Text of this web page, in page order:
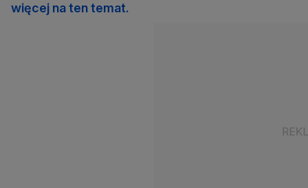
więcej na ten temat.